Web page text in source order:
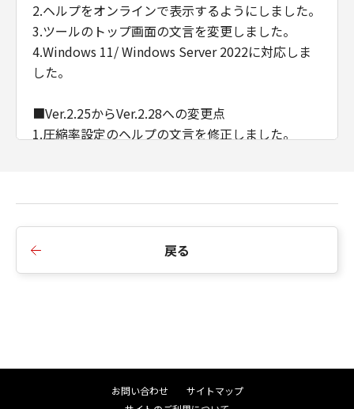
2.ヘルプをオンラインで表示するようにしました。
3.ツールのトップ画面の文言を変更しました。
4.Windows 11/ Windows Server 2022に対応しま
した。
■Ver.2.25からVer.2.28への変更点
1.圧縮率設定のヘルプの文言を修正しました。
2.Windows Vistaを非サポートとしました。
1.Windows 10/ Windows Server 2016に対応しま
戻る
お問い合わせ
サイトマップ